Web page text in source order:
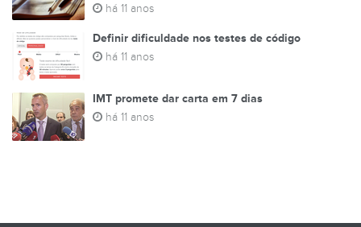
há 11 anos
Definir dificuldade nos testes de código
há 11 anos
IMT promete dar carta em 7 dias
há 11 anos